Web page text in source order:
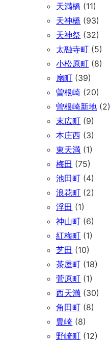
天満橋 (11)
天神橋 (93)
天神祭 (32)
太融寺町 (5)
小松原町 (8)
扇町 (39)
曽根崎 (20)
曽根崎新地 (2)
末広町 (9)
本庄西 (3)
東天満 (1)
梅田 (75)
池田町 (4)
浪花町 (2)
浮田 (1)
神山町 (6)
紅梅町 (1)
芝田 (10)
茶屋町 (18)
菅原町 (1)
西天満 (30)
角田町 (8)
豊崎 (8)
野崎町 (12)